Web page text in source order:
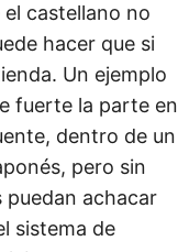
castellano no
hacer que si
Un ejemplo
fuerte la parte en
dentro de un
pero sin
puedan achacar
sistema de